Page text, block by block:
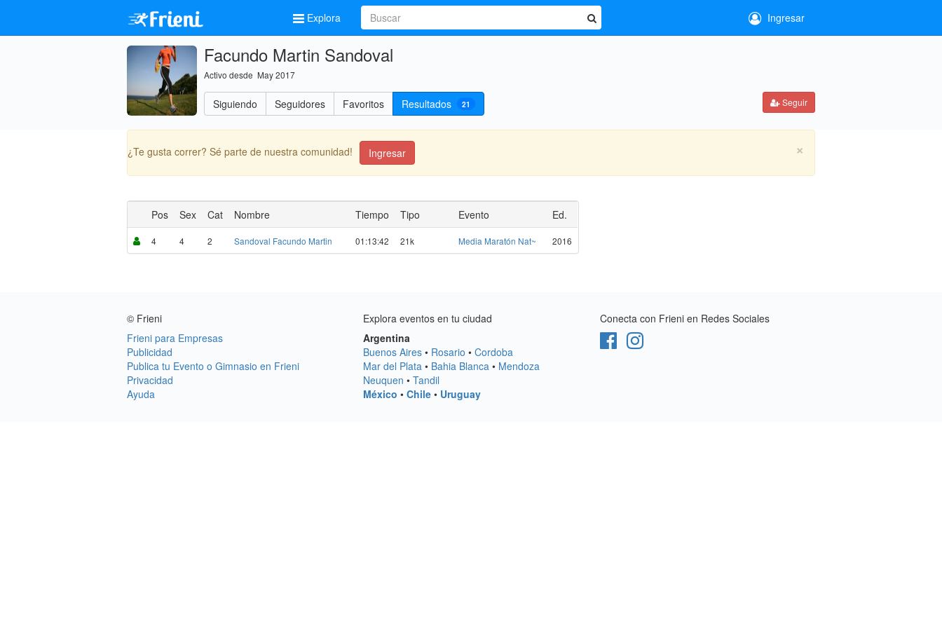
Explora Ingresar
Facundo Martin Sandoval
Activo desde May 2017
Siguiendo Seguidores Favoritos Resultados 21 Seguir
×
¿Te gusta correr? Sé parte de nuestra comunidad! Ingresar
Pos Sex Cat Nombre Tiempo Tipo Evento Ed.
4 4 2 Sandoval Facundo Martin 01:13:42 21k Media Maratón Nat~ 2016
© Frieni
Frieni para Empresas
Publicidad
Publica tu Evento o Gimnasio en Frieni
Privacidad
Ayuda
Explora eventos en tu ciudad
Argentina
Buenos Aires • Rosario •Cordoba
Mar del Plata • Bahia Blanca • Mendoza
Neuquen •Tandil
México •Chile • Uruguay
Conecta con Frieni en Redes Sociales